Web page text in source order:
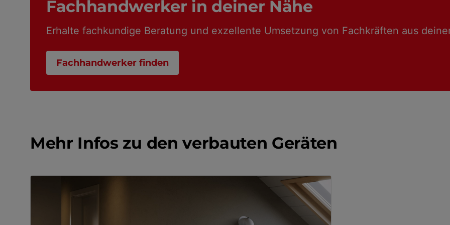
Fachhandwerker in deiner Nähe
Erhalte fachkundige Beratung und exzellente Umsetzung von Fachkräften aus
Fachhandwerker finden
Mehr Infos zu den verbauten Geräten